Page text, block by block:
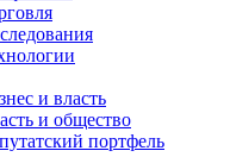
и власть
и общество
портфель